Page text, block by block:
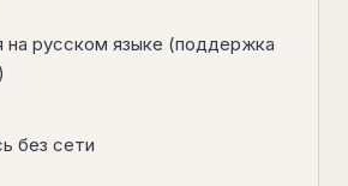
на русском языке (поддержка
без сети